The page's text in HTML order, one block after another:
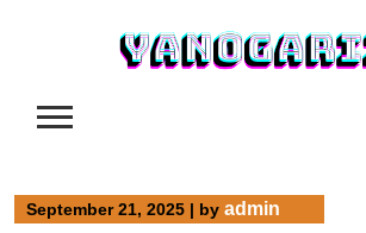
September 21, 2025 | by admin